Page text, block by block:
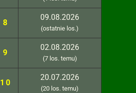
8
09.08.2026
(ostatnie los.)
9
02.08.2026
(7 los. temu)
10
20.07.2026
(20 los. temu)